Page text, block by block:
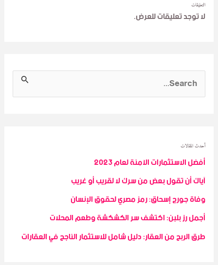
التعليقات
لا توجد تعليقات للعرض.
e
c
h
f
o
r
:
أحدث المقالات
أفضل الاستثمارات الآمنة لعام 2023
آياك أن تقول بعض من سرك لا لقريب أو غريب
وفاة جورج إسحاق: رمز مصري لحقوق الإنسان
أجمل رز بلبن: اكتشف سر الكشكشة وطعم المحلات
طرق الربح من العقار: دليل شامل للاستثمار الناجح في العقارات